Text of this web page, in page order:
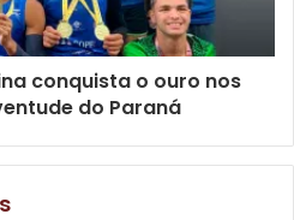
segunda quinzena do mês,
Padre Anchieta,
Mandarino, no dia 25. No dia
Sônia Parreira Debei, no
ação. A turnê será encerrada
conquista o ouro nos
do Paraná